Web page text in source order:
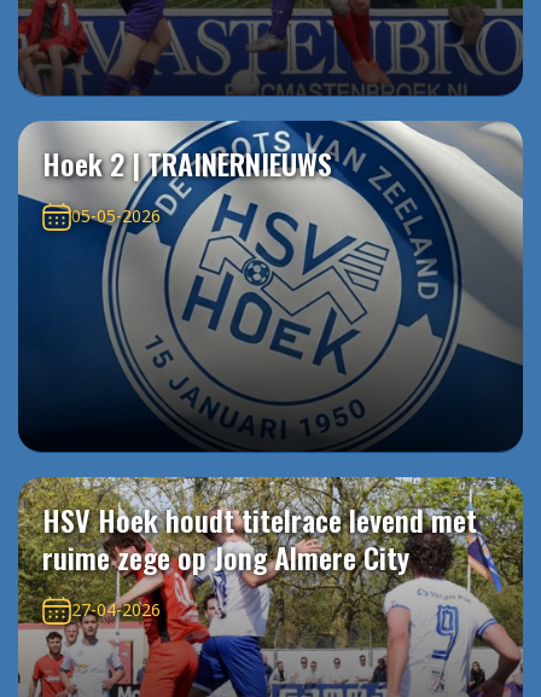
Hoek 2 | TRAINERNIEUWS
05-05-2026
HSV Hoek houdt titelrace levend met
ruime zege op Jong Almere City
27-04-2026